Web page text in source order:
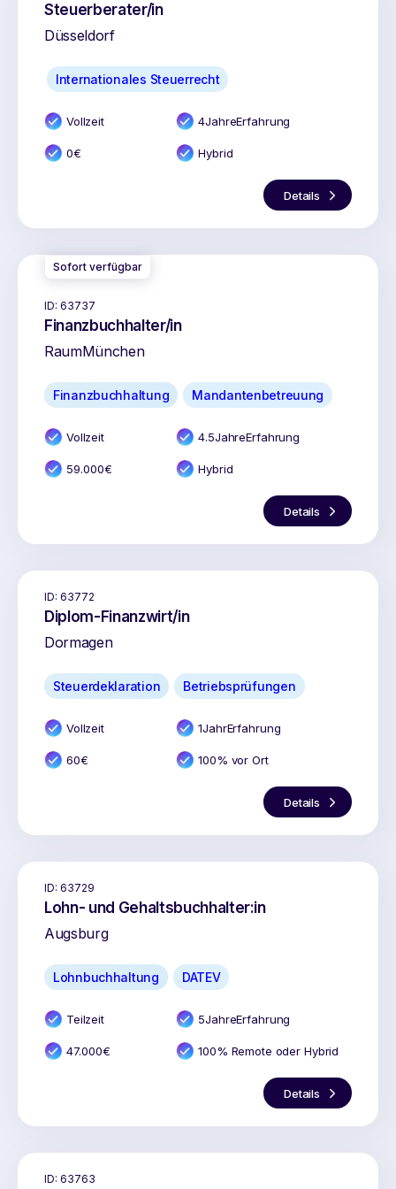
Steuerberater/in
Düsseldorf
Internationales Steuerrecht
Vollzeit 4JahreErfahrung
0€ Hybrid
Details
Sofort verfügbar
ID: 63737
Finanzbuchhalter/in
RaumMünchen
Finanzbuchhaltung Mandantenbetreuung
Vollzeit 4.5JahreErfahrung
59.000€ Hybrid
Details
ID: 63772
Diplom-Finanzwirt/in
Dormagen
Steuerdeklaration Betriebsprüfungen
Vollzeit 1JahrErfahrung
60€ 100% vor Ort
Details
ID: 63729
Lohn- und Gehaltsbuchhalter:in
Augsburg
Lohnbuchhaltung DATEV
Teilzeit 5JahreErfahrung
47.000€ 100% Remote oder Hybrid
Details
ID: 63763